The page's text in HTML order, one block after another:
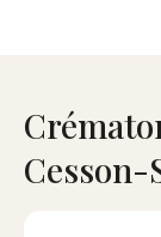
Cesson-